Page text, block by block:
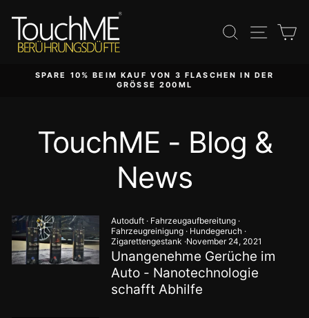
zum
Inhalt
Suche
SPARE 10% BEIM KAUF VON 3 FLASCHEN IN DER
GRÖSSE 200ML
TouchME - Blog &
News
Autoduft· Fahrzeugaufbereitung·
Fahrzeugreinigung· Hundegeruch·
Zigarettengestank ·November 24, 2021
Unangenehme Gerüche im
Auto - Nanotechnologie
schafft Abhilfe